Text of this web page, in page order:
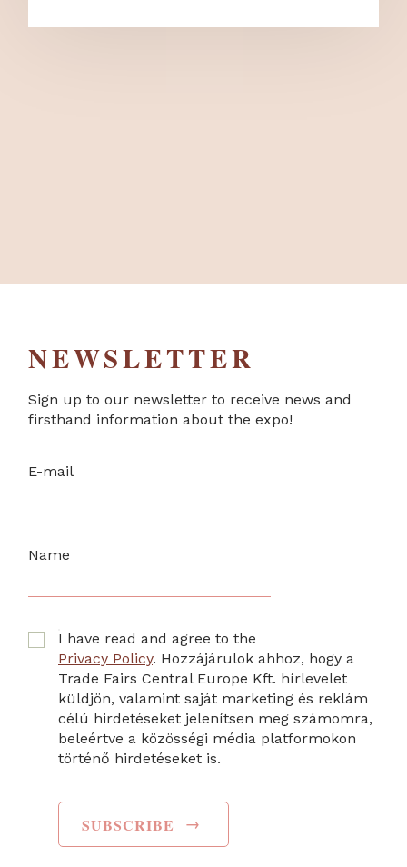
NEWSLETTER
Sign up to our newsletter to receive news and
firsthand information about the expo!
E-mail
Name
I have read and agree to the
Privacy Policy. Hozzájárulok ahhoz, hogy a
Trade Fairs Central Europe Kft. hírlevelet
küldjön, valamint saját marketing és reklám
célú hirdetéseket jelenítsen meg számomra,
beleértve a közösségi média platformokon
történő hirdetéseket is.
SUBSCRIBE →